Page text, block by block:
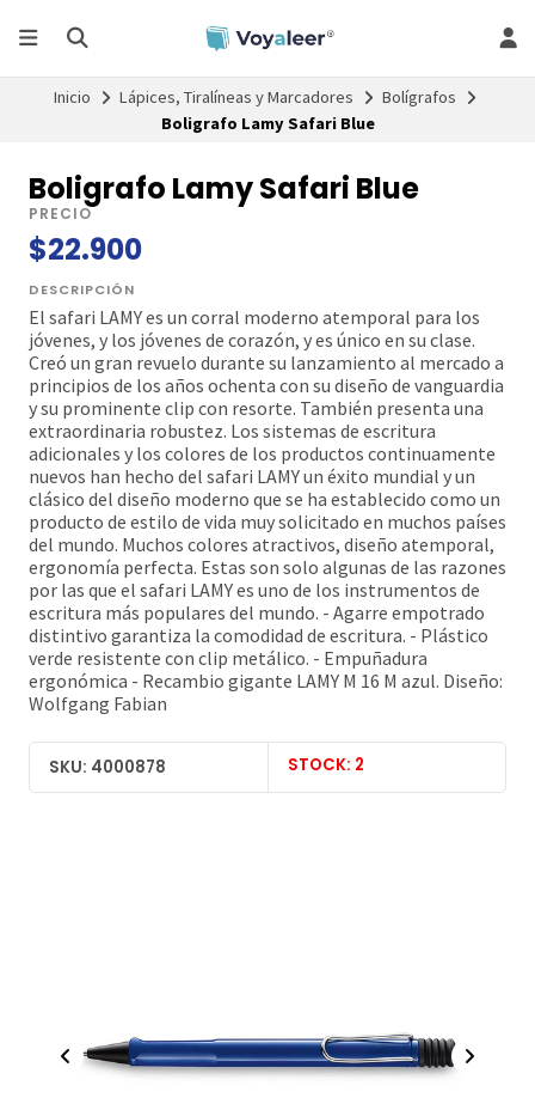
Inicio Lápices, Tiralíneas y Marcadores
Bolígrafos
Boligrafo Lamy Safari Blue
Boligrafo Lamy Safari Blue
PRECIO
$22.900
DESCRIPCIÓN
El safari LAMY es un corral moderno atemporal para los
jóvenes, y los jóvenes de corazón, y es único en su clase.
Creó un gran revuelo durante su lanzamiento al mercado a
principios de los años ochenta con su diseño de vanguardia
y su prominente clip con resorte. También presenta una
extraordinaria robustez. Los sistemas de escritura
adicionales y los colores de los productos continuamente
nuevos han hecho del safari LAMY un éxito mundial y un
clásico del diseño moderno que se ha establecido como un
producto de estilo de vida muy solicitado en muchos países
del mundo. Muchos colores atractivos, diseño atemporal,
ergonomía perfecta. Estas son solo algunas de las razones
por las que el safari LAMY es uno de los instrumentos de
escritura más populares del mundo. - Agarre empotrado
distintivo garantiza la comodidad de escritura. - Plástico
verde resistente con clip metálico. - Empuñadura
ergonómica - Recambio gigante LAMY M 16 M azul. Diseño:
Wolfgang Fabian
SKU: 4000878 STOCK: 2